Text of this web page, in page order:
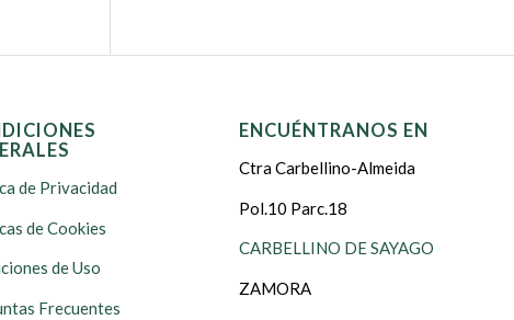
de Privacidad
de Cookies
de Uso
Frecuentes
ENCUÉNTRANOS EN
Ctra Carbellino-Almeida
Pol.10 Parc.18
CARBELLINO DE SAYAGO
ZAMORA